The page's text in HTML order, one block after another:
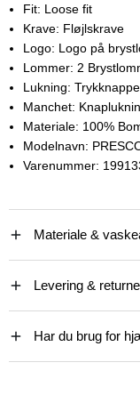
Fit: Loose fit
Krave: Fløjlskrave
Logo: Logo på
Lommer: 2
Lukning:
Manchet:
Materiale: 100%
Modelnavn:
Varenummer:
Materiale &
Levering &
Har du brug for